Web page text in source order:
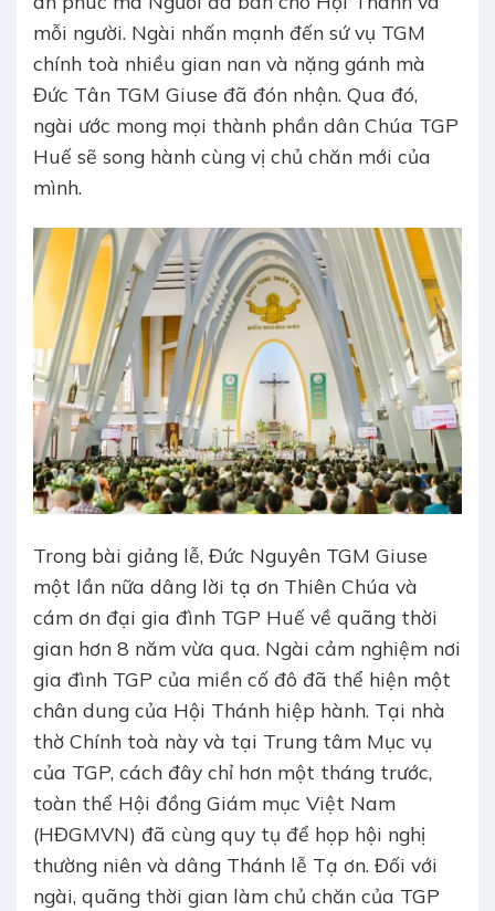
mỗi người. Ngài nhấn mạnh đến sứ vụ TGM
chính toà nhiều gian nan và nặng gánh mà
Đức Tân TGM Giuse đã đón nhận. Qua đó,
ngài ước mong mọi thành phần dân Chúa TGP
Huế sẽ song hành cùng vị chủ chăn mới của
mình.
Trong bài giảng lễ, Đức Nguyên TGM Giuse
một lần nữa dâng lời tạ ơn Thiên Chúa và
cám ơn đại gia đình TGP Huế về quãng thời
gian hơn 8 năm vừa qua. Ngài cảm nghiệm nơi
gia đình TGP của miền cố đô đã thể hiện một
chân dung của Hội Thánh hiệp hành. Tại nhà
thờ Chính toà này và tại Trung tâm Mục vụ
của TGP, cách đây chỉ hơn một tháng trước,
toàn thể Hội đồng Giám mục Việt Nam
(HĐGMVN) đã cùng quy tụ để họp hội nghị
thường niên và dâng Thánh lễ Tạ ơn. Đối với
ngài, quãng thời gian làm chủ chăn của TGP